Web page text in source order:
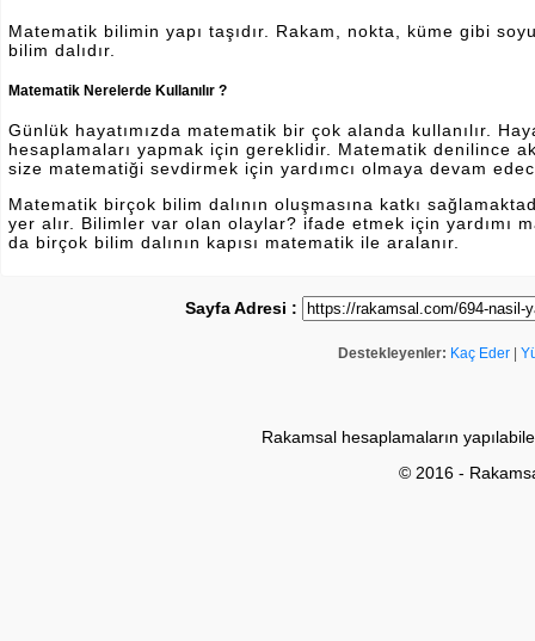
Matematik bilimin yapı taşıdır. Rakam, nokta, küme gibi
bilim dalıdır.
Matematik Nerelerde Kullanılır ?
Günlük hayatımızda matematik bir çok alanda kullanılır.
hesaplamaları yapmak için gereklidir. Matematik denilince
size matematiği sevdirmek için yardımcı olmaya devam
Matematik birçok bilim dalının oluşmasına katkı
yer alır. Bilimler var olan olaylar? ifade etmek için yardımı
da birçok bilim dalının kapısı matematik ile aralanır.
Sayfa Adresi :
Destekleyenler: Kaç Eder
Rakamsal hesaplamaların
© 2016 -